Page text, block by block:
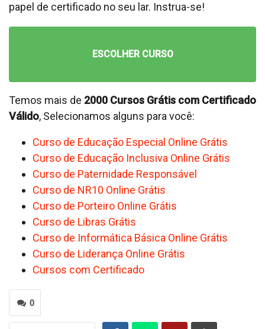
papel de certificado no seu lar. Instrua-se!
ESCOLHER CURSO
Temos mais de 2000 Cursos Grátis com Certificado
Válido, Selecionamos alguns para você:
Curso de Educação Especial Online Grátis
Curso de Educação Inclusiva Online Grátis
Curso de Paternidade Responsável
Curso de NR10 Online Grátis
Curso de Porteiro Online Grátis
Curso de Libras Grátis
Curso de Informática Básica Online Grátis
Curso de Liderança Online Grátis
Cursos com Certificado
0